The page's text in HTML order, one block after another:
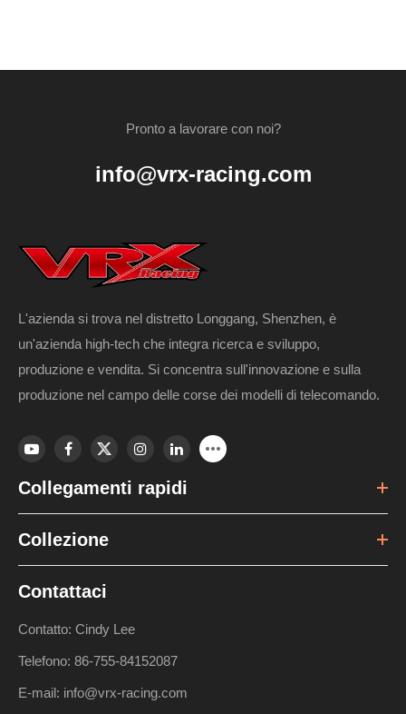
Pronto a lavorare con noi?
info@vrx-racing.com
L'azienda si trova nel distretto Longgang, Shenzhen, è
un'azienda high-tech che integra ricerca e sviluppo,
produzione e vendita. Si concentra sull'innovazione e sulla
produzione nel campo delle corse dei modelli di telecomando.
Collegamenti rapidi
Collezione
Contattaci
Contatto: Cindy Lee
Telefono: 86-755-84152087
E-mail: info@vrx-racing.com